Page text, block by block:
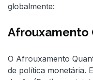
globalmente:
Afrouxamento
O Afrouxamento
de política monetária.